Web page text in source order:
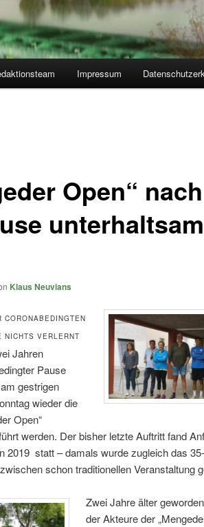
Impressum
Open“
Klaus Neuvians
NICHTS VERLERNT
Jahren
Pause
gestrigen
wieder die
Open“
werden. Der bisher letzte Auftritt fand
2019 statt – damals wurde zugleich das
schon traditionellen Veranstaltung
Zwei Jahre älter
der Akteure der